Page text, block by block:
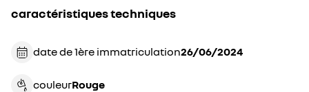
caractéristiques techniques
date de 1ère immatriculation 26/06/2024
couleur rouge